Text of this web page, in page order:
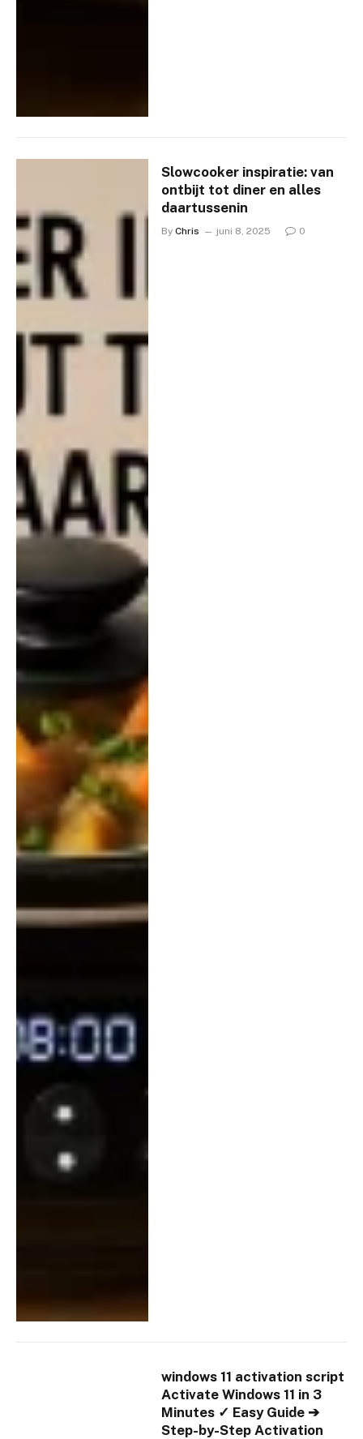
Slowcooker inspiratie: van
ontbijt tot diner en alles
daartussenin
By Chris juni 8, 2025 0
windows 11 activation script
Activate Windows 11 in 3
Minutes ✓ Easy Guide ➔
Step-by-Step Activation